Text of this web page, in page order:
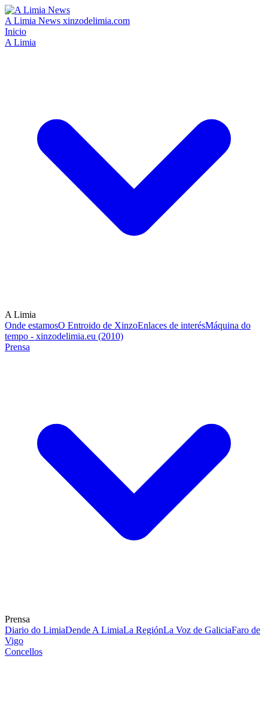
A Limia News xinzodelimia.com
Inicio
A Limia
A Limia
Onde estamosO Entroido de XinzoEnlaces de interésMáquina do
tempo - xinzodelimia.eu (2010)
Prensa
Prensa
Diario do LimiaDende A LimiaLa RegiónLa Voz de GaliciaFaro de
Vigo
Concellos